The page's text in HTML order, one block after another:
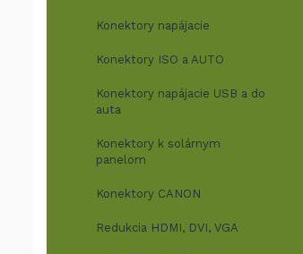
Konektory napájacie
Konektory ISO a AUTO
Konektory napájacie USB a do
auta
Konektory k solárnym
panelom
Konektory CANON
Redukcia HDMI, DVI, VGA